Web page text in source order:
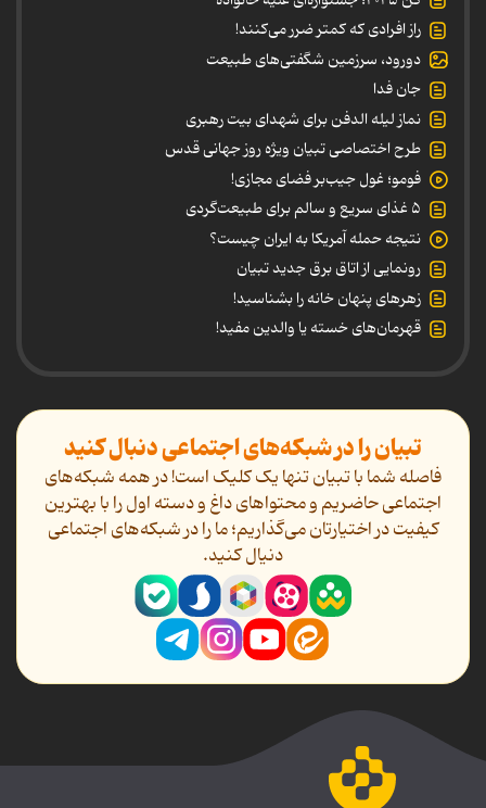
راز افرادی که کمتر ضرر می‌کنند!
دورود، سرزمین شگفتی‌های طبیعت
جان فدا
نماز لیله الدفن برای شهدای بیت رهبری
طرح اختصاصی تبیان ویژه روز جهانی قدس
فومو؛ غول جیب‌بر فضای مجازی!
۵ غذای سریع و سالم برای طبیعت‌گردی
نتیجه حمله آمریکا به ایران چیست؟
رونمایی از اتاق برق جدید تبیان
زهرهای پنهان خانه را بشناسید!
قهرمان‌های خسته یا والدین مفید!
تبیان را در شبکه‌های اجتماعی دنبال کنید
فاصله شما با تبیان تنها یک کلیک است! در همه شبکه‌های
اجتماعی حاضریم و محتواهای داغ و دسته اول را با بهترین
کیفیت در اختیارتان می‌گذاریم؛ ما را در شبکه‌های اجتماعی
دنیال کنید.